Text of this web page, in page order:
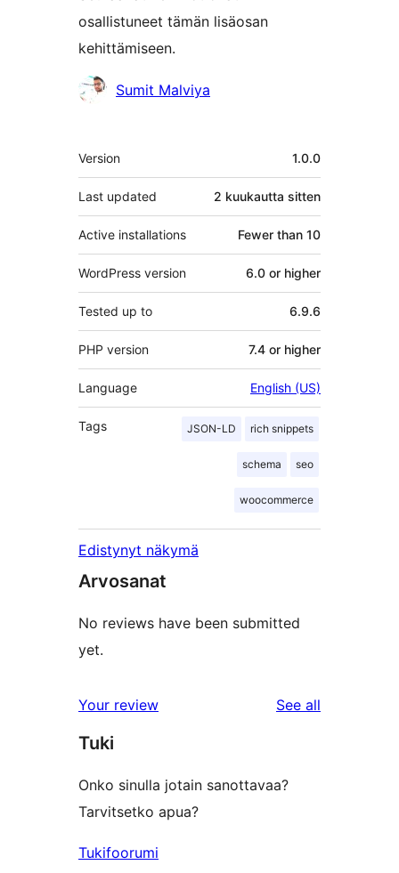
osallistuneet tämän lisäosan
kehittämiseen.
AvustajatSumit Malviya
Metatiedot
Version 1.0.0
Last updated 2 kuukautta sitten
Active installations Fewer than 10
WordPress version 6.0 or higher
Tested up to 6.9.6
PHP version 7.4 or higher
Language English (US)
Tags JSON-LD rich snippets
schema seo
woocommerce
Edistynyt näkymä
Arvosanat
No reviews have been submitted
yet.
Your review See all
Tuki
Onko sinulla jotain sanottavaa?
Tarvitsetko apua?
Tukifoorumi